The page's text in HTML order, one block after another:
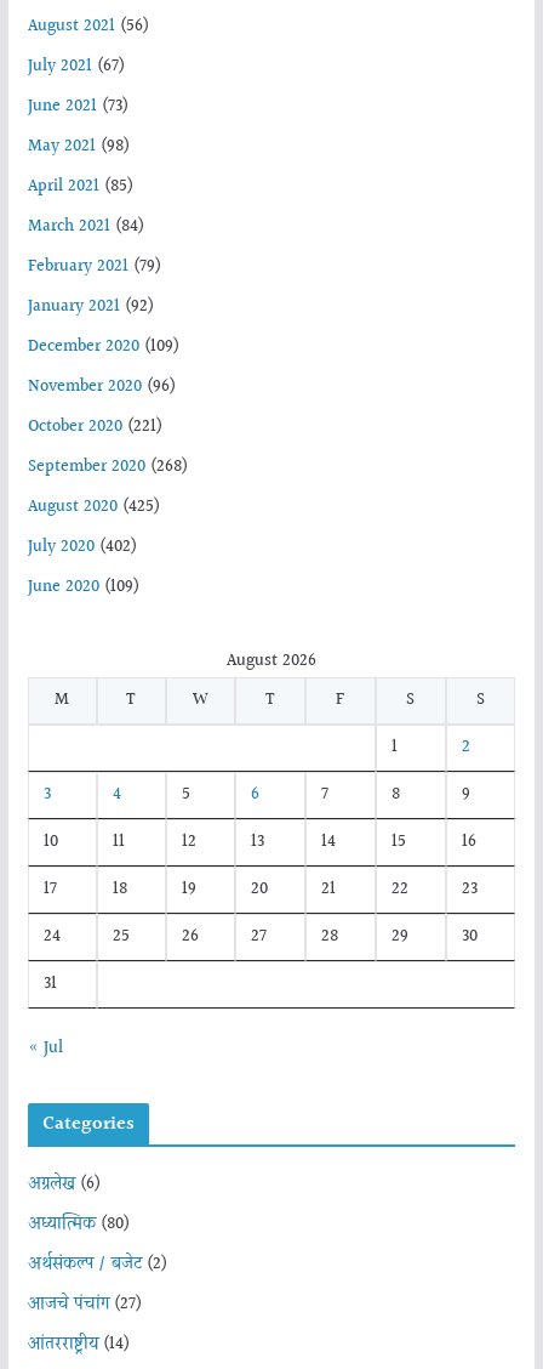
August 2021(56)
July 2021(67)
June 2021(73)
May 2021(98)
April 2021(85)
March 2021(84)
February 2021(79)
January 2021(92)
December 2020(109)
November 2020(96)
October 2020(221)
September 2020(268)
August 2020(425)
July 2020(402)
June 2020(109)
August 2026
M
T W T F S
S
1
2
3
4 5 6 7 8
9
10
11 12 13 14 15
16
17
18 19 20 21 22
23
24
25 26 27 28 29
30
31
« Jul
Categories
अग्रलेख(6)
अध्यात्मिक(80)
अर्थसंकल्प / बजेट(2)
आजचे पंचांग(27)
आंतरराष्ट्रीय(14)